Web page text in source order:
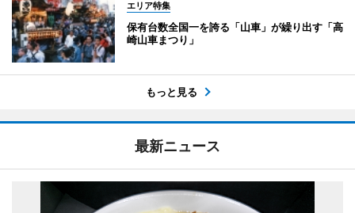
エリア特集
保有台数全国一を誇る「山車」が繰り出す「高
崎山車まつり」
もっと見る
最新ニュース